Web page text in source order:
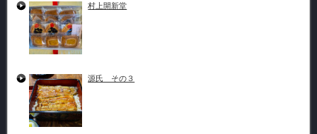
村上開新堂
源氏 その３